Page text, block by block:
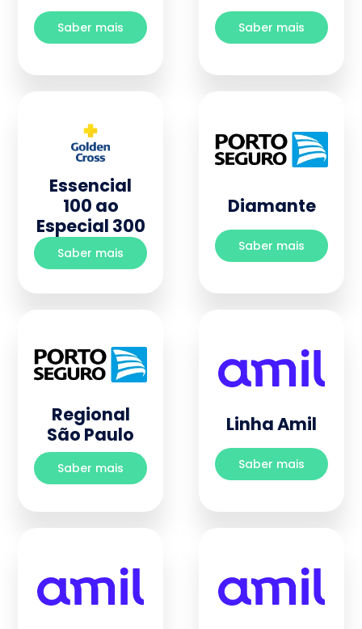
Saber mais Saber mais
Essencial
100 ao
Especial 300
Saber mais
Diamante
Saber mais
Regional
São Paulo
Saber mais
Linha Amil
Saber mais